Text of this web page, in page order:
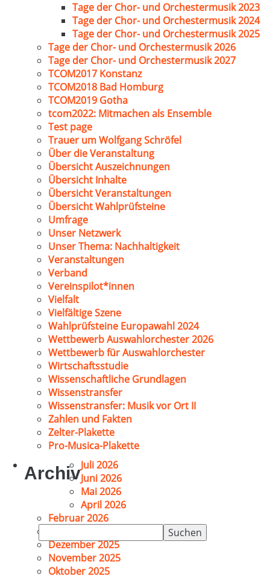
Suchen
nach:
Tage der Chor- und Orchestermusik 2023
Tage der Chor- und Orchestermusik 2024
Tage der Chor- und Orchestermusik 2025
Tage der Chor- und Orchestermusik 2026
Tage der Chor- und Orchestermusik 2027
TCOM2017 Konstanz
TCOM2018 Bad Homburg
TCOM2019 Gotha
tcom2022: Mitmachen als Ensemble
Test page
Trauer um Wolfgang Schröfel
Über die Veranstaltung
Übersicht Auszeichnungen
Übersicht Inhalte
Übersicht Veranstaltungen
Übersicht Wahlprüfsteine
Umfrage
Unser Netzwerk
Unser Thema: Nachhaltigkeit
Veranstaltungen
Verband
Vereinspilot*innen
Vielfalt
Vielfältige Szene
Wahlprüfsteine Europawahl 2024
Wettbewerb Auswahlorchester 2026
Wettbewerb für Auswahlorchester
Wirtschaftsstudie
Wissenschaftliche Grundlagen
Wissenstransfer
Wissenstransfer: Musik vor Ort II
Zahlen und Fakten
Zelter-Plakette
Pro-Musica-Plakette
ArchivJuli 2026
Juni 2026
Mai 2026
April 2026
Februar 2026
Dezember 2025
November 2025
Oktober 2025